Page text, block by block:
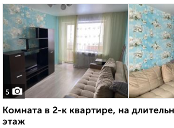
5
Комната в 2-к квартире, на
этаж